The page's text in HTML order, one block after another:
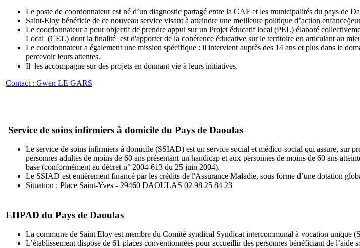
Le poste de coordonnateur est né d’un diagnostic partagé entre la CAF et les municipalités du pays de
Saint-Eloy bénéficie de ce nouveau service visant à atteindre une meilleure politique d’action enfance/
Le coordonnateur a pour objectif de prendre appui sur un Projet éducatif local (PEL) élaboré
Local (CEL) dont la finalité est d'apporter de la cohérence éducative sur le territoire en articulant au
Le coordonnateur a également une mission spécifique : il intervient auprès des 14 ans et plus dans le
percevoir leurs attentes.
Il les accompagne sur des projets en donnant vie à leurs initiatives.
Contact : Gwen LE GARS
Service de soins infirmiers à domicile du Pays de Daoulas
Le service de soins infirmiers à domicile (SSIAD) est un service social et médico-social qui assure, sur
personnes adultes de moins de 60 ans présentant un handicap et aux personnes de moins de 60 ans
base (conformément au décret n° 2004-613 du 25 juin 2004).
Le SSIAD est entièrement financé par les crédits de l'Assurance Maladie, sous forme d’une dotation
Situation : Place Saint-Yves - 29460 DAOULAS 02 98 25 84 23
EHPAD du Pays de Daoulas
La commune de Saint Eloy est membre du Comité syndical Syndicat intercommunal à vocation unique
L’établissement dispose de 61 places conventionnées pour accueillir des personnes bénéficiant de l’aide